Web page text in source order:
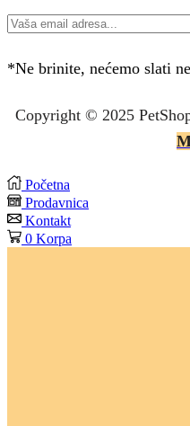
*Ne brinite, nećemo slati
Copyright © 2025 P
Početna
Prodavnica
Kontakt
0 Korpa